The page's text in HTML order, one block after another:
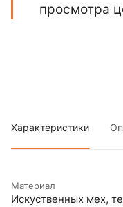
просмотра
Характеристики
Материал
Искуственных мех,